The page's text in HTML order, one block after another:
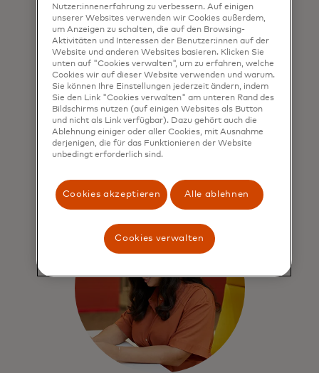
Fachwissen und unsere
Effizienz
Wir bieten strategische
Partnerschaften, fachkundige
Beratung und
Implementierungsunterstützung, um
schnell Rechnungszahlungslösungen
zu entwickeln und zu skalieren.
Nutzer:innenerfahrung zu verbessern. Auf einigen
unserer Websites verwenden wir Cookies außerdem,
um Anzeigen zu schalten, die auf den Browsing-
Aktivitäten und Interessen der Benutzer:innen auf der
Website und anderen Websites basieren. Klicken Sie
unten auf "Cookies verwalten", um zu erfahren, welche
Cookies wir auf dieser Website verwenden und warum.
Sie können Ihre Einstellungen jederzeit ändern, indem
Sie den Link "Cookies verwalten" am unteren Rand des
Bildschirms nutzen (auf einigen Websites als Button
und nicht als Link verfügbar). Dazu gehört auch die
Ablehnung einiger oder aller Cookies, mit Ausnahme
derjenigen, die für das Funktionieren der Website
unbedingt erforderlich sind.
Cookies akzeptieren Alle ablehnen
Cookies verwalten